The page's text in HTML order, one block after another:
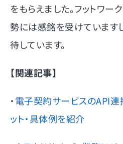
をもらえました。フットワ
勢には感銘を受けています
待しています。
【関連記事】
・電子契約サービスのAPI
ット・具体例を紹介